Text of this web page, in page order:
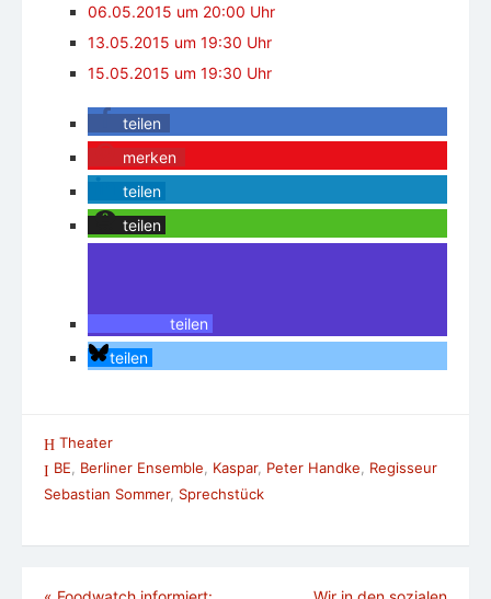
06.05.2015 um 20:00 Uhr
13.05.2015 um 19:30 Uhr
15.05.2015 um 19:30 Uhr
teilen
merken
teilen
teilen
teilen
teilen
Theater
BE, Berliner Ensemble, Kaspar, Peter Handke, Regisseur
Sebastian Sommer, Sprechstück